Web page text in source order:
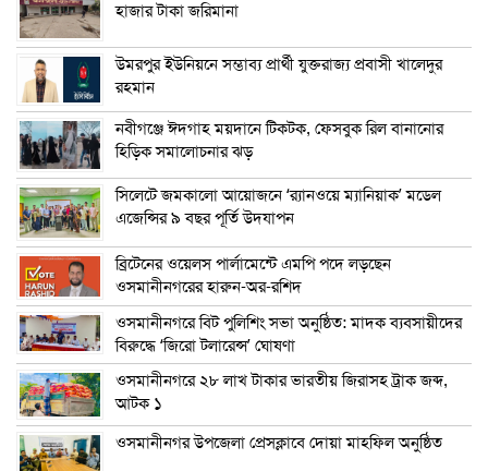
হাজার টাকা জরিমানা
উমরপুর ইউনিয়নে সম্ভাব্য প্রার্থী যুক্তরাজ্য প্রবাসী খালেদুর
রহমান
নবীগঞ্জে ঈদগাহ ময়দানে টিকটক, ফেসবুক রিল বানানোর
হিড়িক সমালোচনার ঝড়
সিলেটে জমকালো আয়োজনে ‘র‍্যানওয়ে ম্যানিয়াক’ মডেল
এজেন্সির ৯ বছর পূর্তি উদযাপন
ব্রিটেনের ওয়েলস পার্লামেন্টে এমপি পদে লড়ছেন
ওসমানীনগরের হারুন-অর-রশিদ
ওসমানীনগরে বিট পুলিশিং সভা অনুষ্ঠিত: মাদক ব্যবসায়ীদের
বিরুদ্ধে ‘জিরো টলারেন্স’ ঘোষণা
ওসমানীনগরে ২৮ লাখ টাকার ভারতীয় জিরাসহ ট্রাক জব্দ,
আটক ১
ওসমানীনগর উপজেলা প্রেসক্লাবে দোয়া মাহফিল অনুষ্ঠিত